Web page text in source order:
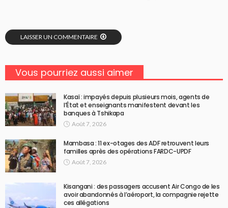
LAISSER UN COMMENTAIRE
Vous pourriez aussi aimer
Kasaï : impayés depuis plusieurs mois, agents de
l’État et enseignants manifestent devant les
banques à Tshikapa
Août 7, 2026
Mambasa : 11 ex-otages des ADF retrouvent leurs
familles après des opérations FARDC-UPDF
Août 7, 2026
Kisangani : des passagers accusent Air Congo de les
avoir abandonnés à l’aéroport, la compagnie rejette
ces allégations